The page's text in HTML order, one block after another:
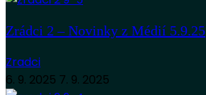
Zrádci 2 – Novinky z Médií 5.9.25
Zradci
6. 9. 2025 7. 9. 2025